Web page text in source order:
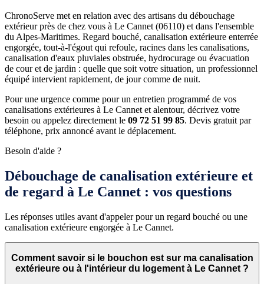
ChronoServe met en relation avec des artisans du débouchage
extérieur près de chez vous à Le Cannet (06110) et dans l'ensemble
du Alpes-Maritimes. Regard bouché, canalisation extérieure enterrée
engorgée, tout-à-l'égout qui refoule, racines dans les canalisations,
canalisation d'eaux pluviales obstruée, hydrocurage ou évacuation
de cour et de jardin : quelle que soit votre situation, un professionnel
équipé intervient rapidement, de jour comme de nuit.
Pour une urgence comme pour un entretien programmé de vos
canalisations extérieures à Le Cannet et alentour, décrivez votre
besoin ou appelez directement le 09 72 51 99 85. Devis gratuit par
téléphone, prix annoncé avant le déplacement.
Besoin d'aide ?
Débouchage de canalisation extérieure et
de regard à Le Cannet : vos questions
Les réponses utiles avant d'appeler pour un regard bouché ou une
canalisation extérieure engorgée à Le Cannet.
Comment savoir si le bouchon est sur ma canalisation
extérieure ou à l'intérieur du logement à Le Cannet ?